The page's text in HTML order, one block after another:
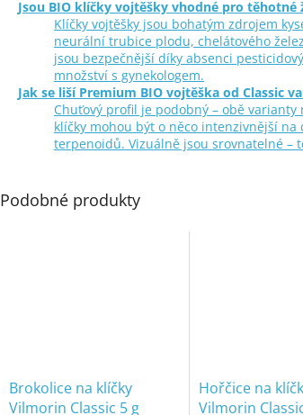
Jsou BIO klíčky vojtěšky vhodné pro těhotné
Klíčky vojtěšky jsou bohatým zdrojem
neurální trubice plodu, chelátového
jsou bezpečnější díky absenci
množství s gynekologem.
Jak se liší Premium BIO vojtěška od Classic
Chuťový profil je podobný – obě
klíčky mohou být o něco intenzivnější
terpenoidů. Vizuálně jsou srovnatelné –
Podobné produkty
Brokolice na klíčky
Vilmorin Classic 5 g
Hořčice na
Vilmorin